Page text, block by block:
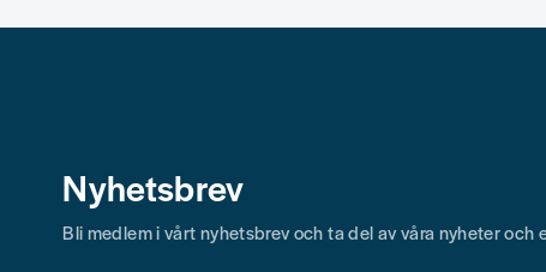
Nyhetsbrev
Bli medlem i vårt nyhetsbrev och ta del av våra nyheter och